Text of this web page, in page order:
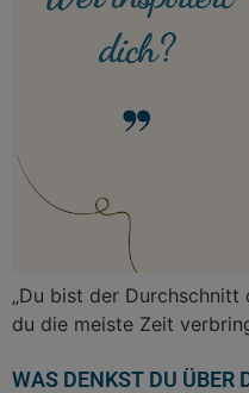
„Du bist der Durchschnitt
du die meiste Zeit
WAS DENKST DU ÜBER